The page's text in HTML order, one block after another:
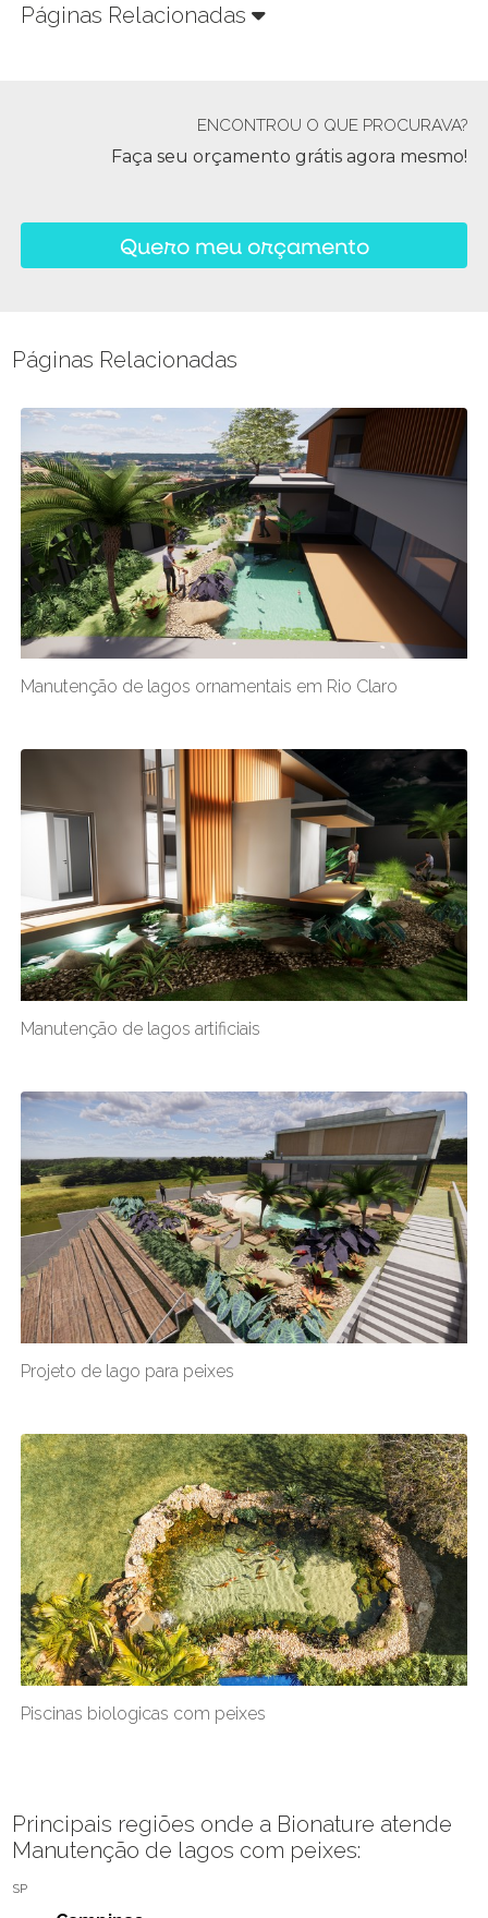
Páginas Relacionadas
ENCONTROU O QUE PROCURAVA?
Faça seu orçamento grátis agora mesmo!
Quero meu orçamento
Páginas Relacionadas
Manutenção de lagos ornamentais em Rio Claro
Manutenção de lagos artificiais
Projeto de lago para peixes
Piscinas biologicas com peixes
Principais regiões onde a Bionature atende
Manutenção de lagos com peixes:
SP